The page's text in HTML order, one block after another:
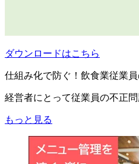
ダウンロードはこちら
仕組み化で防ぐ！飲食業従業
経営者にとって従業員の不正
もっと見る